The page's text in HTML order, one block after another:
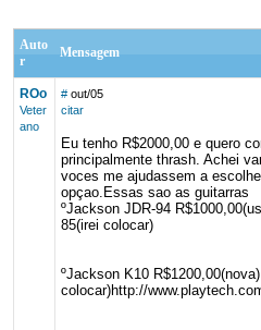
Auto
r
Mensagem
ROo
Veter
ano
# out/05
citar
Eu tenho R$2000,00 e quero
principalmente thrash. Achei
voces me ajudassem a
opçao.Essas sao as guitarras
ºJackson JDR-94
85(irei colocar)
ºJackson K10
colocar)http://